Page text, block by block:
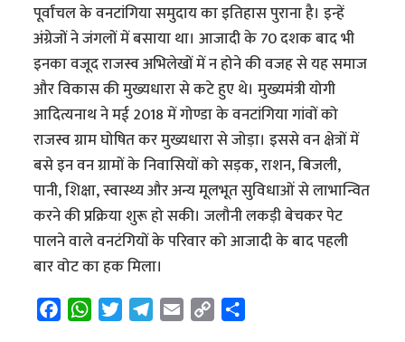
पूर्वांचल के वनटांगिया समुदाय का इतिहास पुराना है। इन्हें
अंग्रेजों ने जंगलों में बसाया था। आजादी के 70 दशक बाद भी
इनका वजूद राजस्व अभिलेखों में न होने की वजह से यह समाज
और विकास की मुख्यधारा से कटे हुए थे। मुख्यमंत्री योगी
आदित्यनाथ ने मई 2018 में गोण्डा के वनटांगिया गांवों को
राजस्व ग्राम घोषित कर मुख्यधारा से जोड़ा। इससे वन क्षेत्रों में
बसे इन वन ग्रामों के निवासियों को सड़क, राशन, बिजली,
पानी, शिक्षा, स्वास्थ्य और अन्य मूलभूत सुविधाओं से लाभान्वित
करने की प्रक्रिया शुरू हो सकी। जलौनी लकड़ी बेचकर पेट
पालने वाले वनटंगियों के परिवार को आजादी के बाद पहली
बार वोट का हक मिला।
W